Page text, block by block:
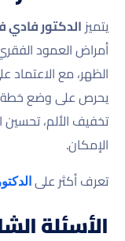
يتميزالدكتور فادي
أمراض العمود
الظهر، مع الاعتماد
يحرص على وضع
تخفيف الألم، تحسين
الإمكان.
تعرف أكثر على
الأسئلة